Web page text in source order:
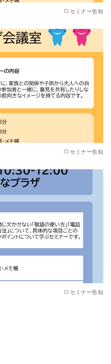
セミナー告知
セミナー告知
セミナー告知